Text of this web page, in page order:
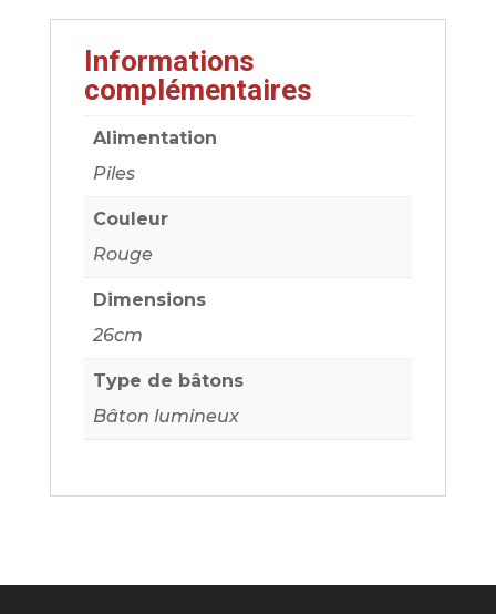
Informations
complémentaires
Alimentation
Piles
Couleur
Rouge
Dimensions
26cm
Type de bâtons
Bâton lumineux